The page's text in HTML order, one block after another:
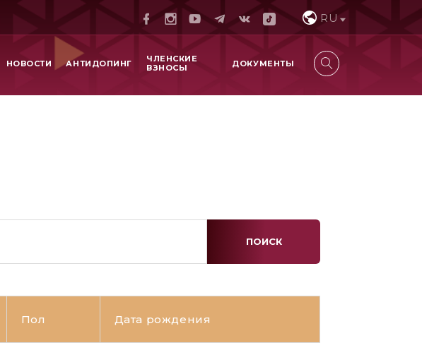
RU
НОВОСТИ АНТИДОПИНГ
ЧЛЕНСКИЕ
ВЗНОСЫ
ДОКУМЕНТЫ
ПОИСК
Пол Дата рождения